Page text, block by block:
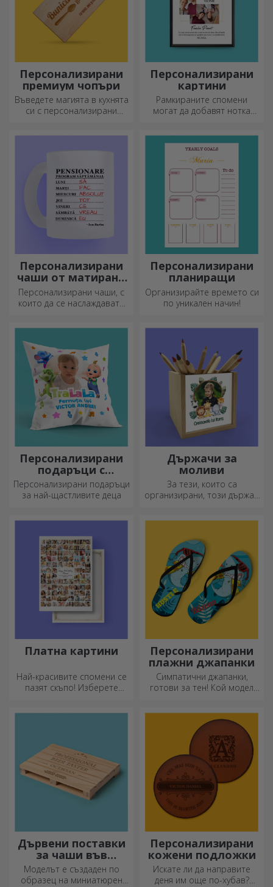
Персонализирани
премиум чопъри
Въведете магията в кухнята
си с персонализирани
Персонализирани
картини
Рамкираните спомени
могат да добавят нотка
вашите картини и да
създадат вашата собствена
история!
Персонализирани
чаши от матирано
стъкло
Персонализирани чаши, с
които да се наслаждавате
Персонализирани
планиращи
Организирайте времето си
по уникален начин!
Персонализирани
подаръци с
официална
лицензия - TraLaLa
Персонализирани подаръци
за най-щастливите деца
Държачи за
моливи
За тези, които са
организирани, този държач
Платна картини
Най-красивите спомени се
пазят скъпо! Изберете
Персонализирани
плажни джапанки
Симпатични джапанки,
готови за тен! Кой модел
Дървени поставки
за чаши във
формата на палет
Моделът е създаден по
образец на миниатюрен
Персонализирани
кожени подложки
Искате ли да направите
деня им още по-хубав?